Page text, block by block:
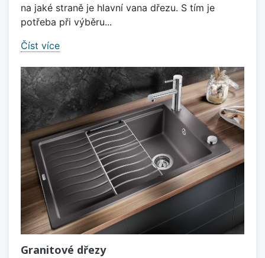
na jaké straně je hlavní vana dřezu. S tím je
potřeba při výběru...
Číst více
Granitové dřezy